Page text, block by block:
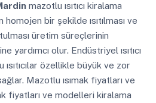
mazotlu ısıtıcı kiralama
bir şekilde ısıtılması ve
üretim süreçlerinin
yardımcı olur. Endüstriyel ısıtıcı
özellikle büyük ve zor
Mazotlu ısımak fiyatları ve
fiyatları ve modelleri kiralama